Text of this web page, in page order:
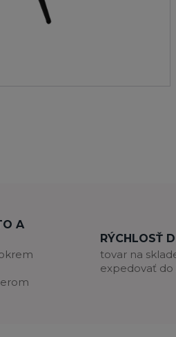
A
RÝCHLOSŤ
tovar na
expedovať do